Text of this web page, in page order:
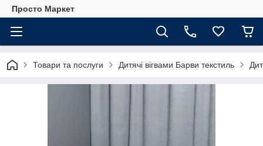
Просто Маркет
Товари та послуги Дитячі вігвами Барви текстиль